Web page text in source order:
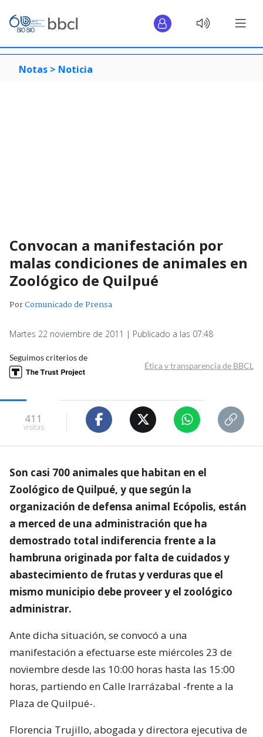
Notas > Noticia
Convocan a manifestación por
malas condiciones de animales en
Zoológico de Quilpué
PorComunicado de Prensa
Martes 22 noviembre de 2011 | Publicado a las 07:48
Seguimos criterios de
Ética y transparencia de BBCL
411
visitas
Son casi 700 animales que habitan en el
Zoológico de Quilpué, y que según la
organización de defensa animal Ecópolis, están
a merced de una administración que ha
demostrado total indiferencia frente a la
hambruna originada por falta de cuidados y
abastecimiento de frutas y verduras que el
mismo municipio debe proveer y el zoológico
administrar.
Ante dicha situación, se convocó a una
manifestación a efectuarse este miércoles 23 de
noviembre desde las 10:00 horas hasta las 15:00
horas, partiendo en Calle Irarrázabal -frente a la
Plaza de Quilpué-.
Florencia Trujillo, abogada y directora ejecutiva de